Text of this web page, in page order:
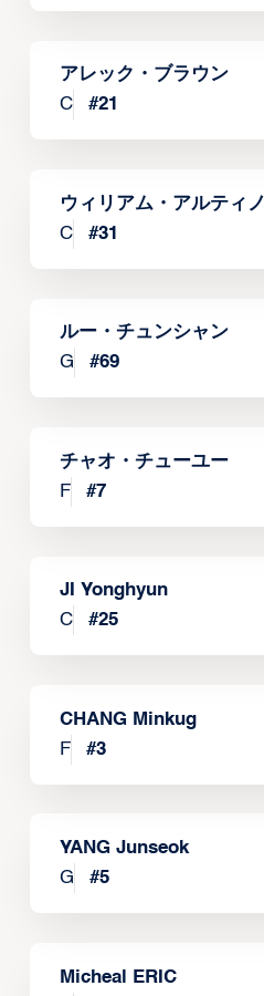
アレック・ブラウン
C
#21
ウィリアム・アルティノ
C
#31
ルー・チュンシャン
G
#69
チャオ・チューユー
F
#7
JI Yonghyun
C
#25
CHANG Minkug
F
#3
YANG Junseok
G
#5
Micheal ERIC